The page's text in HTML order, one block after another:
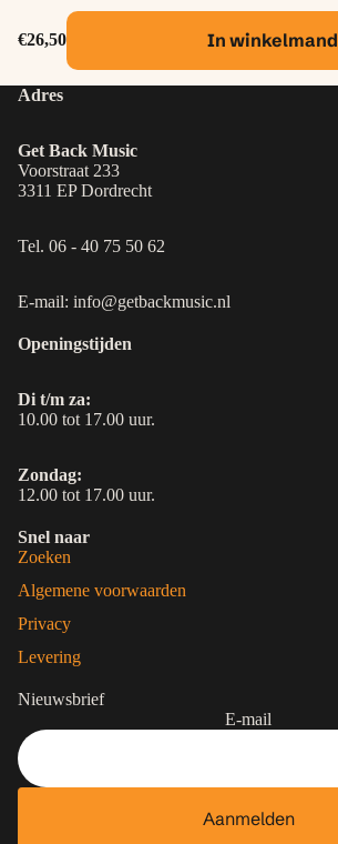
€26,50 In winkelmand
Adres
Get Back Music
Voorstraat 233
3311 EP Dordrecht
Tel. 06 - 40 75 50 62
E-mail: info@getbackmusic.nl
Openingstijden
Di t/m za:
10.00 tot 17.00 uur.
Zondag:
12.00 tot 17.00 uur.
Snel naar
Zoeken
Algemene voorwaarden
Privacy
Levering
Nieuwsbrief
E-mail
Aanmelden